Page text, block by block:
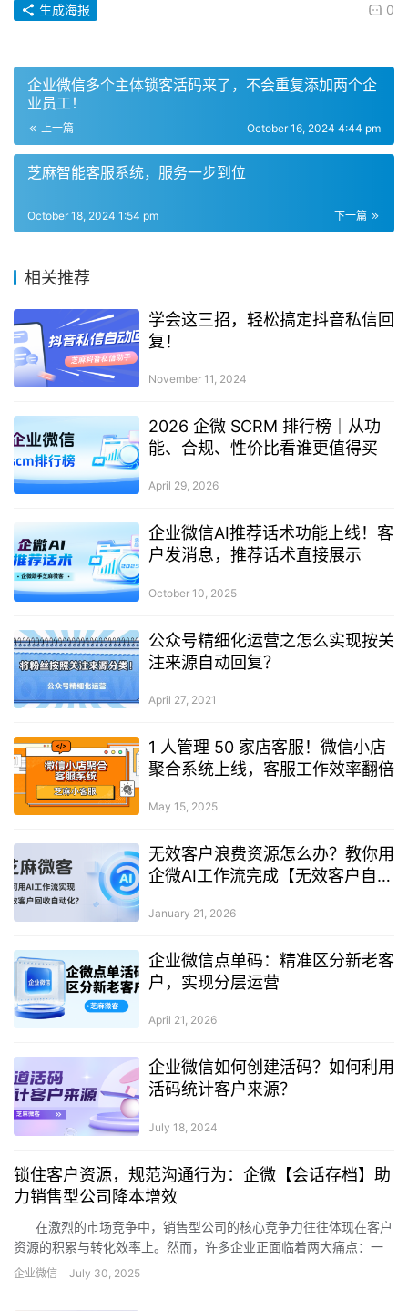
0
生成海报
企业微信多个主体锁客活码来了，不会重复添加两个企
业员工！
上一篇 October 16, 2024 4:44 pm
芝麻智能客服系统，服务一步到位
下一篇
October 18, 2024 1:54 pm
相关推荐
学会这三招，轻松搞定抖音私信回
复！
November 11, 2024
2026 企微 SCRM 排行榜｜从功
能、合规、性价比看谁更值得买
April 29, 2026
企业微信AI推荐话术功能上线！客
户发消息，推荐话术直接展示
October 10, 2025
公众号精细化运营之怎么实现按关
注来源自动回复？
April 27, 2021
1 人管理 50 家店客服！微信小店
聚合系统上线，客服工作效率翻倍
May 15, 2025
无效客户浪费资源怎么办？教你用
企微AI工作流完成【无效客户自动
January 21, 2026
企业微信点单码：精准区分新老客
户，实现分层运营
April 21, 2026
企业微信如何创建活码？如何利用
活码统计客户来源？
July 18, 2024
锁住客户资源，规范沟通行为：企微【会话存档】助
力销售型公司降本增效
在激烈的市场竞争中，销售型公司的核心竞争力往往体现在客户
资源的积累与转化效率上。然而，许多企业正面临着两大痛点：一
是客户资源过度依赖销售人…
企业微信 July 30, 2025